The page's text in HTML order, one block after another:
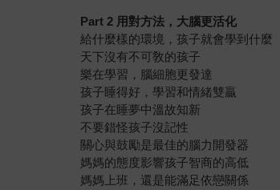
Part 2 用對方法，大腦更活化
給什麼樣的環境，孩子就會學到什麼
天下沒有不可敎的孩子
樂在學習，腦細胞更發達
孩子睡得好，學習和情緒雙贏
孩子在睡夢中溫故知新
不要錯怪孩子沒記性
關心與鼓勵是最佳的腦力開發器
媽媽的態度影響孩子智商的高低
媽媽上班，還是能滿足依戀關係